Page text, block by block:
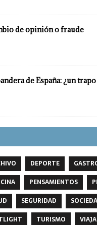
de opinión o fraude
de España: ¿un
DEPORTE
PENSAMIENTOS
SEGURIDAD
TURISMO